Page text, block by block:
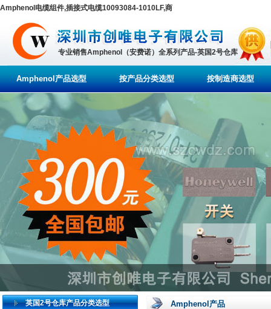
Amphenol电缆组件,插接式电缆10093084-1010LF,商
专业销售Amphenol（安费诺）全系列产品-英国2号仓库
Amphenol产品选型 按产品分类选型 按制造商选型
英国2号仓库产品分类选型 Amphenol产品